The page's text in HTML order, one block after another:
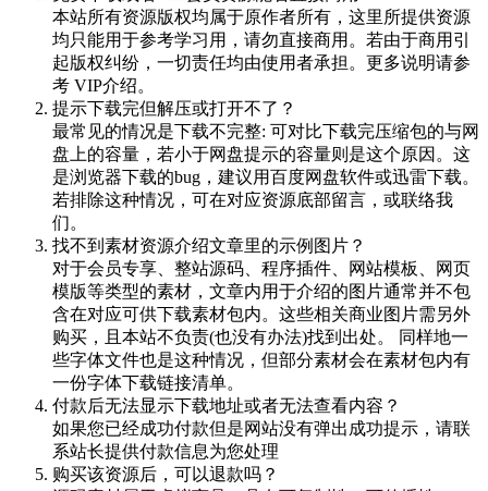
本站所有资源版权均属于原作者所有，这里所提供资源
均只能用于参考学习用，请勿直接商用。若由于商用引
起版权纠纷，一切责任均由使用者承担。更多说明请参
考 VIP介绍。
提示下载完但解压或打开不了？
最常见的情况是下载不完整: 可对比下载完压缩包的与网
盘上的容量，若小于网盘提示的容量则是这个原因。这
是浏览器下载的bug，建议用百度网盘软件或迅雷下载。
若排除这种情况，可在对应资源底部留言，或联络我
们。
找不到素材资源介绍文章里的示例图片？
对于会员专享、整站源码、程序插件、网站模板、网页
模版等类型的素材，文章内用于介绍的图片通常并不包
含在对应可供下载素材包内。这些相关商业图片需另外
购买，且本站不负责(也没有办法)找到出处。 同样地一
些字体文件也是这种情况，但部分素材会在素材包内有
一份字体下载链接清单。
付款后无法显示下载地址或者无法查看内容？
如果您已经成功付款但是网站没有弹出成功提示，请联
系站长提供付款信息为您处理
购买该资源后，可以退款吗？